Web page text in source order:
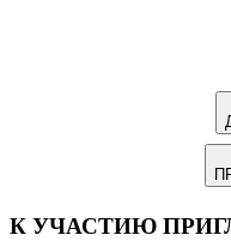
К УЧАСТИЮ